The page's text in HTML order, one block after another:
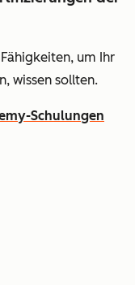
um Ihr
wissen sollten.
Schulungen